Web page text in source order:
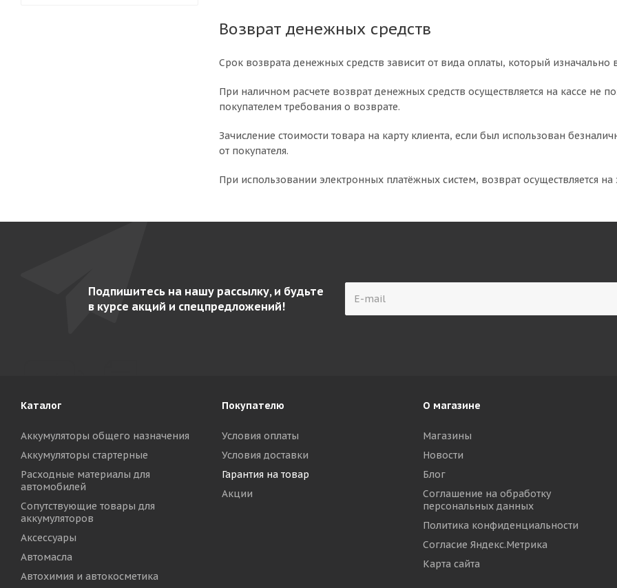
Возврат денежных средств
Срок возврата денежных средств зависит от вида оплаты, который изначально
При наличном расчете возврат денежных средств осуществляется на кассе не
покупателем требования о возврате.
Зачисление стоимости товара на карту клиента, если был использован
от покупателя.
При использовании электронных платёжных систем, возврат осуществляется
Подпишитесь на нашу рассылку, и будьте
в курсе акций и спецпредложений!
Каталог
Аккумуляторы общего назначения
Аккумуляторы стартерные
Расходные материалы для
автомобилей
Сопутствующие товары для
аккумуляторов
Аксессуары
Автомасла
Автохимия и автокосметика
Покупателю
Условия оплаты
Условия доставки
Гарантия на товар
Акции
О магазине
Магазины
Новости
Блог
Соглашение на обработку
персональных данных
Политика конфиденциальности
Согласие Яндекс.Метрика
Карта сайта